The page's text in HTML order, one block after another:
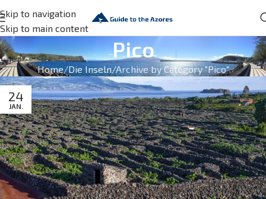
Skip to navigation
Skip to main content
Pico
Home Die Inseln Archive by Category "Pico"
24
JAN.